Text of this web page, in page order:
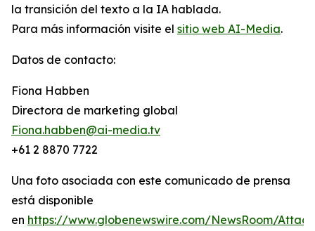
la transición del texto a la IA hablada.
Para más información visite el sitio web AI-Media.
Datos de contacto:
Fiona Habben
Directora de marketing global
Fiona.habben@ai-media.tv
+61 2 8870 7722
Una foto asociada con este comunicado de prensa
está disponible
en https://www.globenewswire.com/NewsRoom/